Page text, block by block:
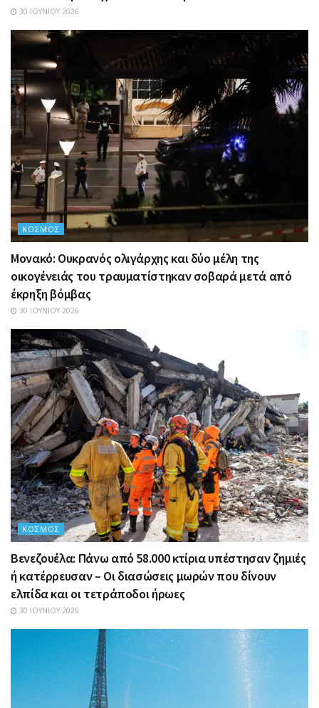
30 ΙΟΥΝΊΟΥ 2026
ΚΌΣΜΟΣ
Μονακό: Ουκρανός ολιγάρχης και δύο μέλη της
οικογένειάς του τραυματίστηκαν σοβαρά μετά από
έκρηξη βόμβας
30 ΙΟΥΝΊΟΥ 2026
ΚΌΣΜΟΣ
Βενεζουέλα: Πάνω από 58.000 κτίρια υπέστησαν ζημιές
ή κατέρρευσαν – Οι διασώσεις μωρών που δίνουν
ελπίδα και οι τετράποδοι ήρωες
30 ΙΟΥΝΊΟΥ 2026